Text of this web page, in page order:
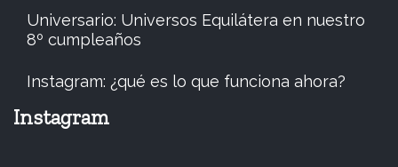
Universario: Universos Equilátera en nuestro
8º cumpleaños
Instagram: ¿qué es lo que funciona ahora?
Instagram